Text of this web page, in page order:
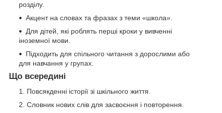
розділу.
Акцент на словах та фразах з теми «школа».
Для дітей, які роблять перші кроки у вивченні
іноземної мови.
Підходить для спільного читання з дорослими або
для навчання у групах.
Що всередині
Повсякденні історії зі шкільного життя.
Словник нових слів для засвоєння і повторення.